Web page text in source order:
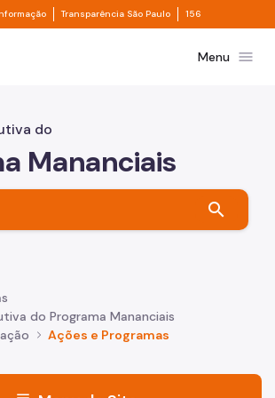
principal
Divisor de acesso à informação
Transparência São Paulo Divisor de
156
de São PauloMenu menu
do
Mananciais
search
do Programa Mananciais
Ações e Programas